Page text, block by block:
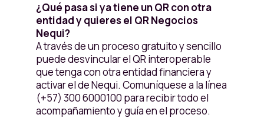
¿Qué pasa si ya tiene un QR con otra
entidad y quieres el QR Negocios
Nequi?
A través de un proceso gratuito y sencillo
puede desvincular el QR interoperable
que tenga con otra entidad financiera y
activar el de Nequi. Comuníquese a la línea
(+57) 300 6000100 para recibir todo el
acompañamiento y guía en el proceso.